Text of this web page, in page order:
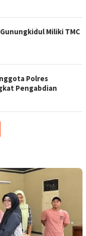
Miliki TMC
Polres
Pengabdian